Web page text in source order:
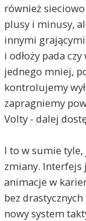
również
plusy i minusy,
innymi
i odłoży pada
jednego mniej,
kontrolujemy
zapragniemy
Volty - dalej
I to w sumie
zmiany. Interfejs
animacje w
bez
nowy system